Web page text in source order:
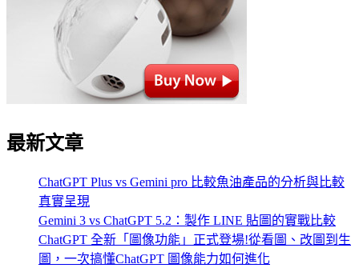
最新文章
ChatGPT Plus vs Gemini pro 比較魚油產品的分析與比較
真實呈現
Gemini 3 vs ChatGPT 5.2：製作 LINE 貼圖的實戰比較
ChatGPT 全新「圖像功能」正式登場!從看圖、改圖到生
圖，一次搞懂ChatGPT 圖像能力如何進化